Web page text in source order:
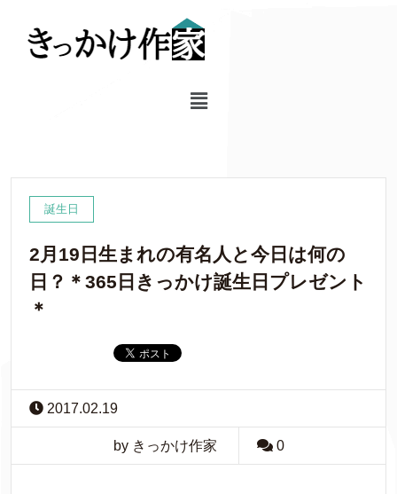
誕生日
2月19日生まれの有名人と今日は何の
日？＊365日きっかけ誕生日プレゼント
＊
2017.02.19
by きっかけ作家 0